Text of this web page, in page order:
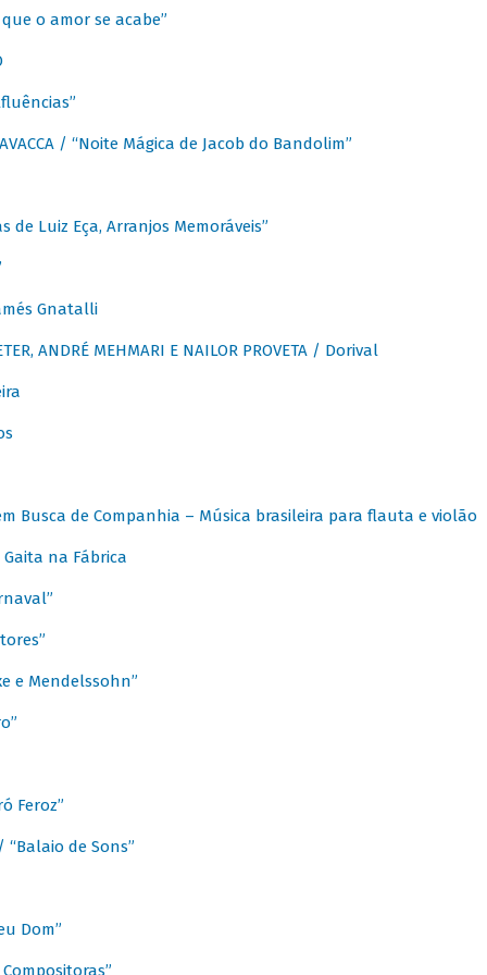
que o amor se acabe”
/ “Noite Mágica de Jacob do Bandolim”
de Luiz Eça, Arranjos Memoráveis”
Gnatalli
ANDRÉ MEHMARI E NAILOR PROVETA / Dorival
Busca de Companhia – Música brasileira para flauta e violão
/ Gaita na Fábrica
e Mendelssohn”
Feroz”
de Sons”
Dom”